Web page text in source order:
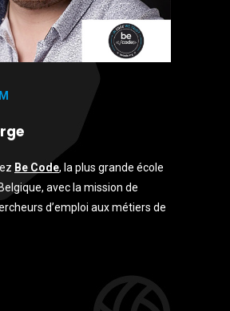
Be Code, la plus grande école
avec la mission de
d’emploi aux métiers de